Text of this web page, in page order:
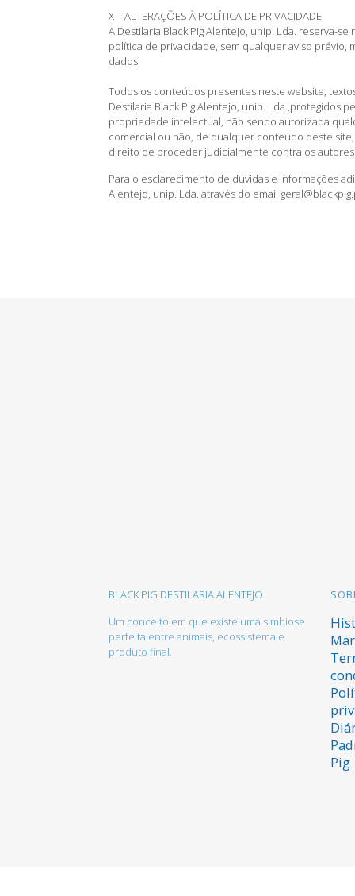
X – ALTERAÇÕES À POLÍTICA DE PRIVACIDADE
A Destilaria Black Pig Alentejo, unip. Lda. reserva-
política de privacidade, sem qualquer aviso prévio,
dados.
Todos os conteúdos presentes neste website,
Destilaria Black Pig Alentejo, unip. Lda.,protegidos
propriedade intelectual, não sendo autorizada
comercial ou não, de qualquer conteúdo deste
direito de proceder judicialmente contra os
Para o esclarecimento de dúvidas e informações
Alentejo, unip. Lda. através do email
BLACK PIG DESTILARIA ALENTEJO
Um conceito em que existe uma simbiose
perfeita entre animais, ecossistema e
produto final.
Pig